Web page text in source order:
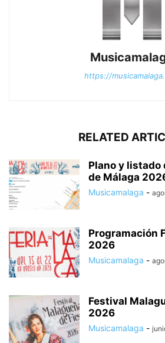
https://
RELATED
Plano y listado
de Málaga
Musicamalaga -
Programación
2026
Musicamalaga -
Festival
2026
Musicamalaga -